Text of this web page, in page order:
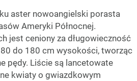
aster nowoangielski porasta
Ameryki Północnej.
jest ceniony za długowieczność
do 180 cm wysokości, tworząc
pędy. Liście są lancetowate
kwiaty o gwiazdkowym